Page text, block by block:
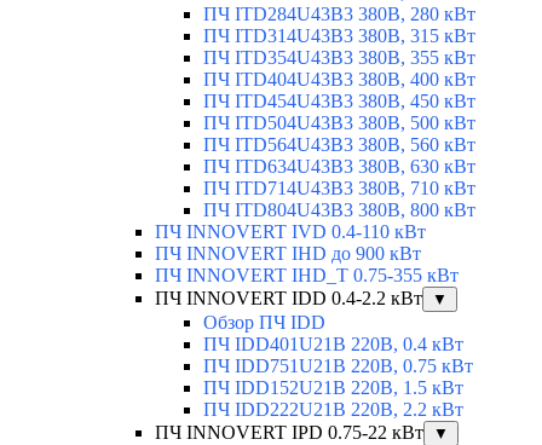
ПЧ ITD284U43B3 380В, 280 кВт
ПЧ ITD314U43B3 380В, 315 кВт
ПЧ ITD354U43B3 380В, 355 кВт
ПЧ ITD404U43B3 380В, 400 кВт
ПЧ ITD454U43B3 380В, 450 кВт
ПЧ ITD504U43B3 380В, 500 кВт
ПЧ ITD564U43B3 380В, 560 кВт
ПЧ ITD634U43B3 380В, 630 кВт
ПЧ ITD714U43B3 380В, 710 кВт
ПЧ ITD804U43B3 380В, 800 кВт
ПЧ INNOVERT IVD 0.4-110 кВт
ПЧ INNOVERT IHD до 900 кВт
ПЧ INNOVERT IHD_T 0.75-355 кВт
ПЧ INNOVERT IDD 0.4-2.2 кВт
▼
Обзор ПЧ IDD
ПЧ IDD401U21B 220В, 0.4 кВт
ПЧ IDD751U21B 220В, 0.75 кВт
ПЧ IDD152U21B 220В, 1.5 кВт
ПЧ IDD222U21B 220В, 2.2 кВт
ПЧ INNOVERT IPD 0.75-22 кВт
▼